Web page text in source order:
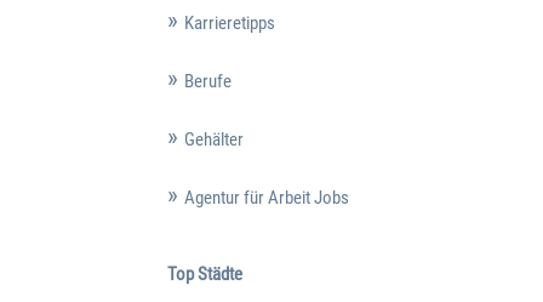
Karrieretipps
Berufe
Gehälter
Agentur für Arbeit Jobs
Top Städte